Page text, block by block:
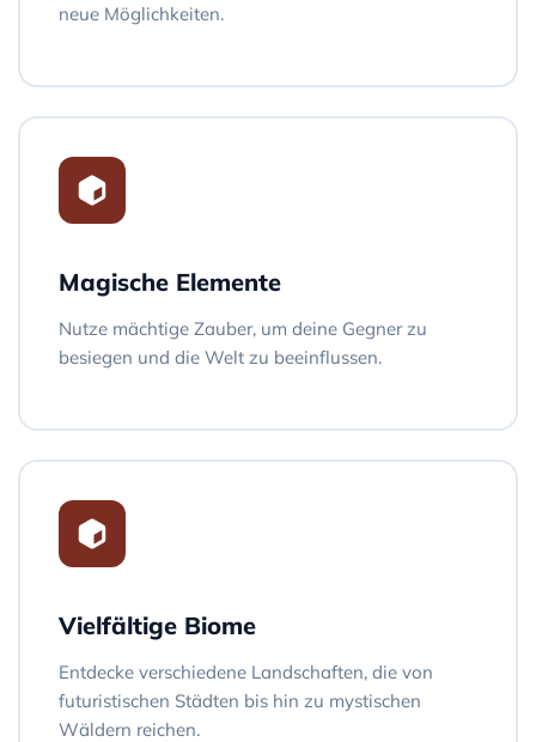
neue Möglichkeiten.
Magische Elemente
Nutze mächtige Zauber, um deine Gegner zu
besiegen und die Welt zu beeinflussen.
Vielfältige Biome
Entdecke verschiedene Landschaften, die von
futuristischen Städten bis hin zu mystischen
Wäldern reichen.